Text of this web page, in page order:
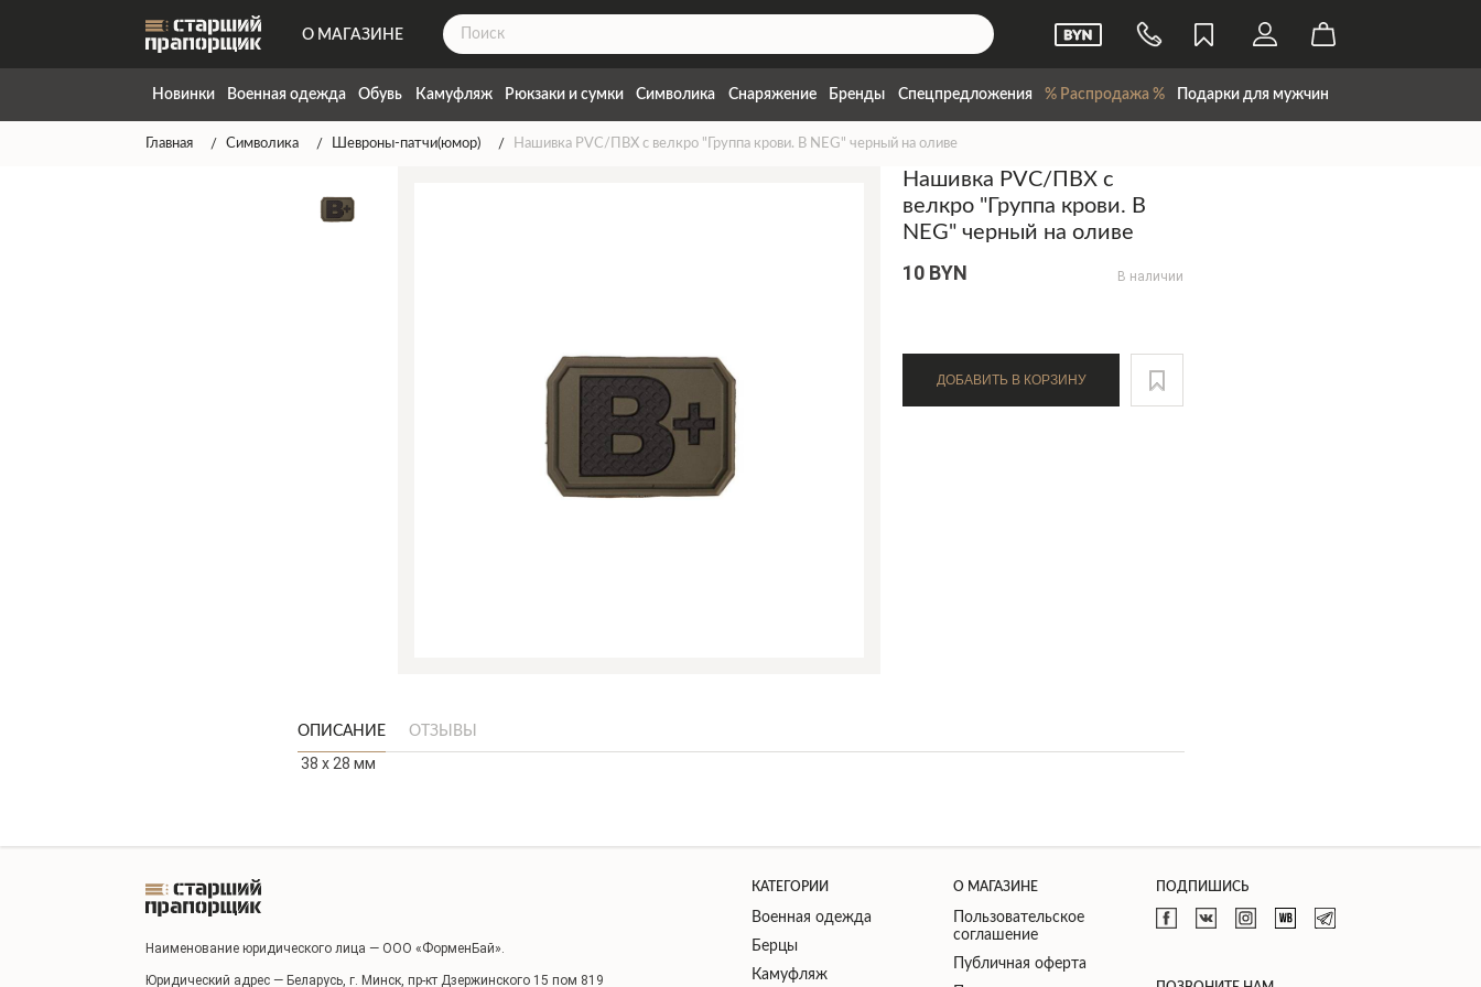
О МАГАЗИНЕ
ДОСТАВКА
КОНТАКТЫ
ТАБЛИЦА РАЗМЕРОВ
Новинки Военная одежда Обувь Камуфляж Рюкзаки и сумки Символика Снаряжение Бренды Спецпредложения % Распродажа % Подарки для мужчин
Главная Символика Шевроны-патчи(юмор) Нашивка PVC/ПВХ с велкро "Группа крови. B NEG" черный на оливе
Нашивка PVC/ПВХ с
велкро "Группа крови. B
NEG" черный на оливе
10 BYN В наличии
ДОБАВИТЬ В КОРЗИНУ
ОПИСАНИЕ ОТЗЫВЫ
38 x 28 мм
Наименование юридического лица — ООО «ФорменБай».
Юридический адрес — Беларусь, г. Минск, пр-кт Дзержинского 15 пом 819
КАТЕГОРИИ
Военная одежда
Берцы
Камуфляж
О МАГАЗИНЕ
Пользовательское
соглашение
Публичная оферта
ПОДПИШИСЬ